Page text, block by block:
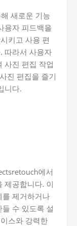
새로운 기능
용자 피드백을
키고 사용 편
따라서 사용자
사진 편집 작업
진 편집을 즐기
니다.
에서
제공합니다. 이
를 제거하거나
수 있도록 설
스와 강력한